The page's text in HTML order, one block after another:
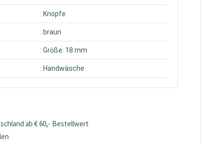
: Knöpfe
: braun
: Größe: 18 mm
: Handwäsche
ab € 60,- Bestellwert